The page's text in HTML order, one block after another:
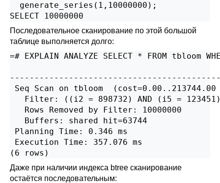
  generate_series(1,10000000);
SELECT 10000000
Последовательное сканирование по этой большой
таблице выполняется долго:
=# EXPLAIN ANALYZE SELECT * FROM tbloom
Seq Scan on tbloom
Filter: ((i2 = 898732) AND (i5 =
   Rows Removed by Filter: 10000000
   Buffers: shared hit=63744
Planning Time: 0.346 ms
Execution Time: 357.076 ms
(6 rows)
Даже при наличии индекса btree сканирование
остаётся последовательным: